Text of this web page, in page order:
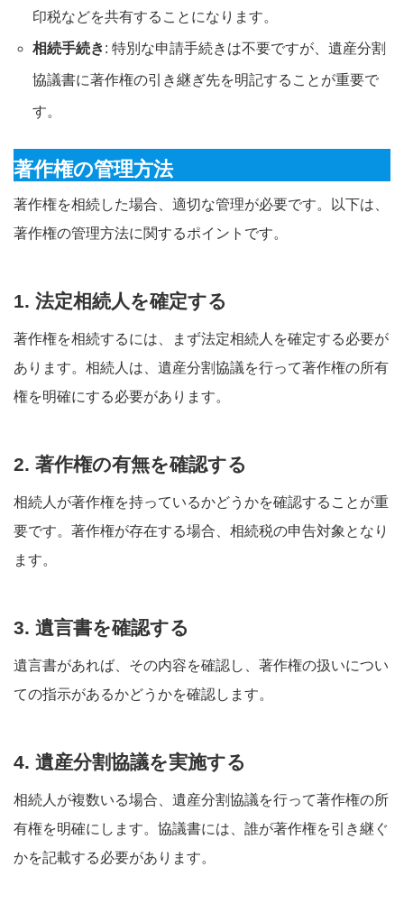
印税などを共有することになります。
相続手続き: 特別な申請手続きは不要ですが、遺産分割
協議書に著作権の引き継ぎ先を明記することが重要で
す。
著作権の管理方法
著作権を相続した場合、適切な管理が必要です。以下は、
著作権の管理方法に関するポイントです。
1. 法定相続人を確定する
著作権を相続するには、まず法定相続人を確定する必要が
あります。相続人は、遺産分割協議を行って著作権の所有
権を明確にする必要があります。
2. 著作権の有無を確認する
相続人が著作権を持っているかどうかを確認することが重
要です。著作権が存在する場合、相続税の申告対象となり
ます。
3. 遺言書を確認する
遺言書があれば、その内容を確認し、著作権の扱いについ
ての指示があるかどうかを確認します。
4. 遺産分割協議を実施する
相続人が複数いる場合、遺産分割協議を行って著作権の所
有権を明確にします。協議書には、誰が著作権を引き継ぐ
かを記載する必要があります。